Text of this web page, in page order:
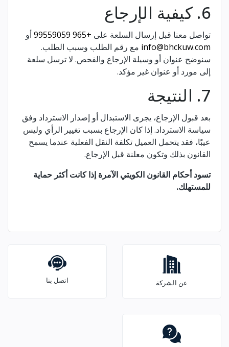
6. كيفية الإرجاع
تواصل معنا قبل إرسال السلعة على +965 99559059
أو
info@bhckuw.com مع رقم الطلب وسبب الطلب.
سنوضح عنوان أو وسيلة الإرجاع والفحص. لا ترسل سلعة
إلى مورد أو عنوان غير مؤكد.
7. النتيجة
بعد قبول الإرجاع، يجرى الاستبدال أو إصدار الاسترداد وفق
سياسة الاسترداد. إذا كان الإرجاع بسبب تغيير الرأي وليس
عيبًا، فقد يتحمل العميل تكلفة النقل الفعلية عندما يسمح
القانون بذلك وتكون معلنة قبل الإرجاع.
تسود أحكام القانون الكويتي الآمرة إذا كانت أكثر حماية
للمستهلك.
عن الشركة اتصل بنا